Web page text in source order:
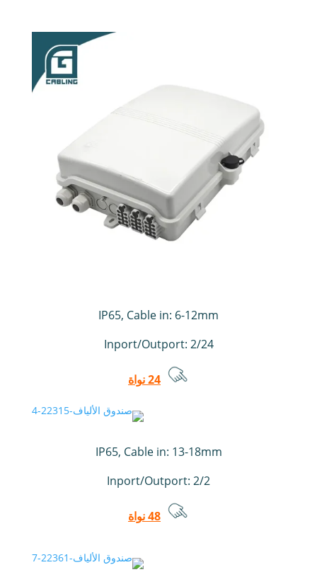
IP65, Cable in: 6-12mm
Inport/Outport: 2/24
24 نواة
IP65, Cable in: 13-18mm
Inport/Outport: 2/2
48 نواة